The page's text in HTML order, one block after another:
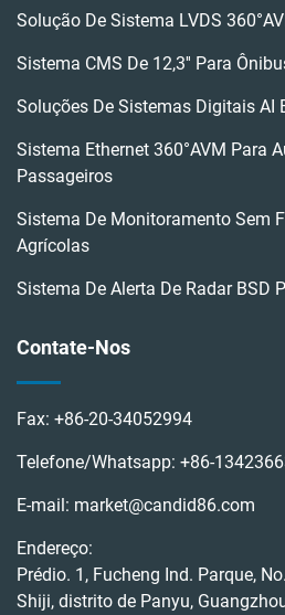
Solução De Sistema LVDS
Sistema CMS De 12,3'' Para
Soluções De Sistemas Digitais AI
Sistema Ethernet 360°AVM Para
Passageiros
Sistema De Monitoramento Sem
Agrícolas
Sistema De Alerta De Radar BSD
Contate-Nos
Fax: +86-20-34052994
Telefone/Whatsapp: +86-
E-mail: market@candid86.com
Endereço:
Prédio. 1, Fucheng Ind. Parque,
Shiji, distrito de Panyu,